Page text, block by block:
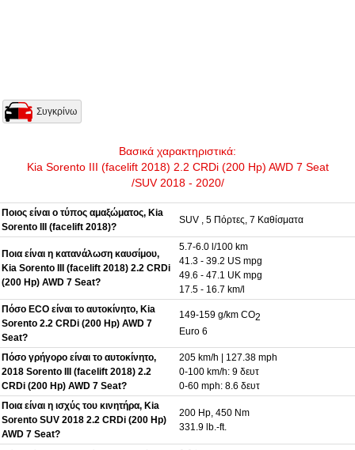
Συγκρίνω
Βασικά χαρακτηριστικά:
Kia Sorento III (facelift 2018) 2.2 CRDi (200 Hp) AWD 7 Seat
/SUV 2018 - 2020/
Ποιος είναι ο τύπος αμαξώματος, Kia
Sorento III (facelift 2018)?
SUV , 5 Πόρτες, 7 Καθίσματα
Ποια είναι η κατανάλωση καυσίμου,
Kia Sorento III (facelift 2018) 2.2 CRDi
(200 Hp) AWD 7 Seat?
5.7-6.0 l/100 km
41.3 - 39.2 US mpg
49.6 - 47.1 UK mpg
17.5 - 16.7 km/l
Πόσο ECO είναι το αυτοκίνητο, Kia
Sorento 2.2 CRDi (200 Hp) AWD 7
Seat?
149-159 g/km CO2
Euro 6
Πόσο γρήγορο είναι το αυτοκίνητο,
2018 Sorento III (facelift 2018) 2.2
CRDi (200 Hp) AWD 7 Seat?
205 km/h | 127.38 mph
0-100 km/h: 9 δευτ
0-60 mph: 8.6 δευτ
Ποια είναι η ισχύς του κινητήρα, Kia
Sorento SUV 2018 2.2 CRDi (200 Hp)
AWD 7 Seat?
200 Hp, 450 Nm
331.9 lb.-ft.